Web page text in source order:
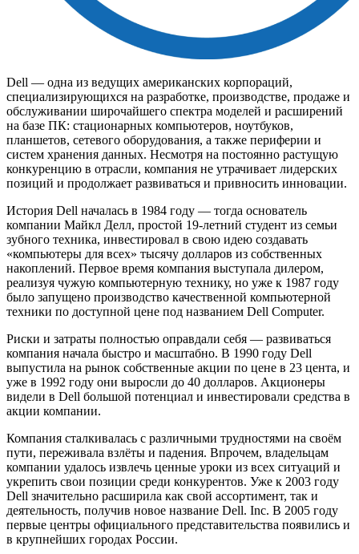
Dell — одна из ведущих американских корпораций,
специализирующихся на разработке, производстве, продаже и
обслуживании широчайшего спектра моделей и расширений
на базе ПК: стационарных компьютеров, ноутбуков,
планшетов, сетевого оборудования, а также периферии и
систем хранения данных. Несмотря на постоянно растущую
конкуренцию в отрасли, компания не утрачивает лидерских
позиций и продолжает развиваться и привносить инновации.
История Dell началась в 1984 году — тогда основатель
компании Майкл Делл, простой 19-летний студент из семьи
зубного техника, инвестировал в свою идею создавать
«компьютеры для всех» тысячу долларов из собственных
накоплений. Первое время компания выступала дилером,
реализуя чужую компьютерную технику, но уже к 1987 году
было запущено производство качественной компьютерной
техники по доступной цене под названием Dell Computer.
Риски и затраты полностью оправдали себя — развиваться
компания начала быстро и масштабно. В 1990 году Dell
выпустила на рынок собственные акции по цене в 23 цента, и
уже в 1992 году они выросли до 40 долларов. Акционеры
видели в Dell большой потенциал и инвестировали средства в
акции компании.
Компания сталкивалась с различными трудностями на своём
пути, переживала взлёты и падения. Впрочем, владельцам
компании удалось извлечь ценные уроки из всех ситуаций и
укрепить свои позиции среди конкурентов. Уже к 2003 году
Dell значительно расширила как свой ассортимент, так и
деятельность, получив новое название Dell. Inc. В 2005 году
первые центры официального представительства появились и
в крупнейших городах России.